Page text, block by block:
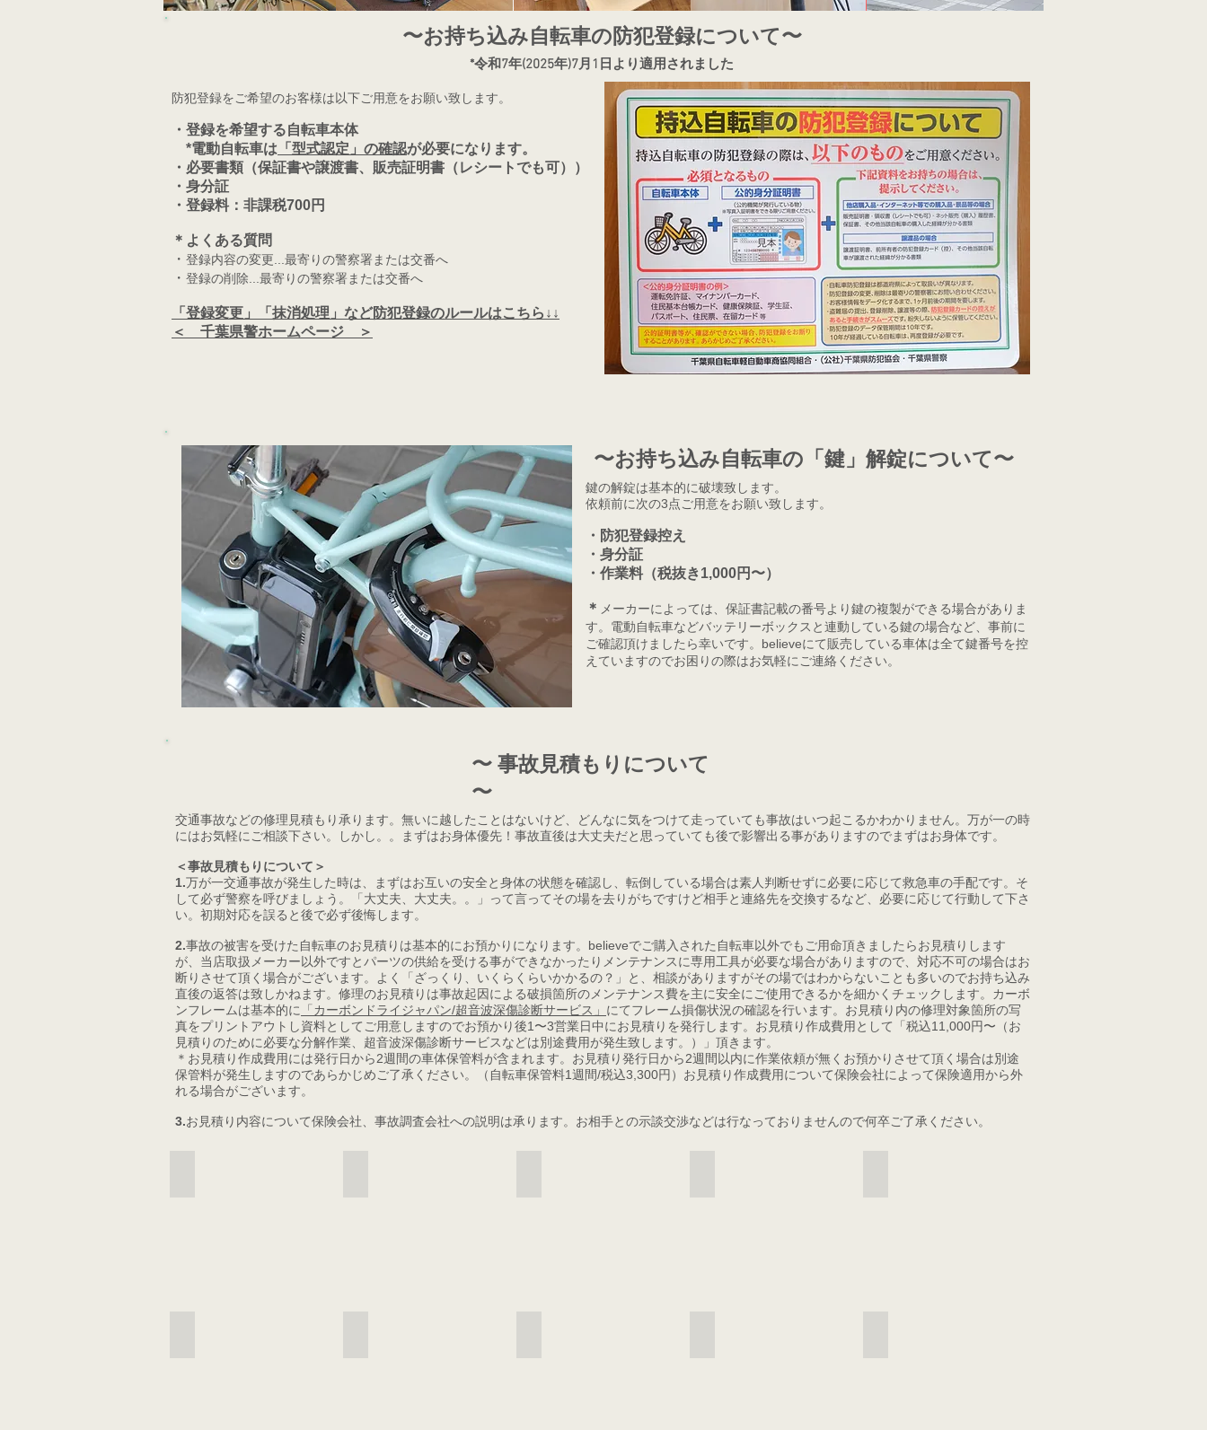
​〜お持ち込み自転車の防犯登録について〜
*令和7年(2025年)7月1日より適用されました
防犯登録をご希望のお客様は以下ご用意をお願い致します。
・登録を希望する自転車本体
*電動自転車は 「型式認定」の確認が必要になります。
・必要書類（保証書や譲渡書、販売証明書（レシートでも可））
・身分証
・登録料：非課税700円
＊よくある質問
・ 登録内容の変更...最寄りの警察署または交番へ
・ 登録の削除...最寄りの警察署または交番へ
「登録変更」「抹消処理」など防犯登録のルールはこちら↓↓
＜ 千葉県警ホームページ ＞
​〜お持ち込み自転車の「鍵」解錠について〜
鍵の解錠は基本的に破壊致します。
依頼前に次の3点ご用意をお願い致します。
・防犯登録控え
・身分証
・作業料（税抜き1,000円〜）
＊ メーカーによっては、保証書記載の番号より鍵の複製ができる場合がありま
す。電動自転車などバッテリーボックスと連動している鍵の場合など、事前に
ご確認頂けましたら幸いです。believeにて販売している車体は全て鍵番号を控
えていますのでお困りの際はお気軽にご連絡ください。
​〜 事故見積もりについて
〜
交通事故などの修理見積もり承ります。無いに越したことはないけど、どんなに気をつけて走っていても事故はいつ起こるかわかりません。万が一の時
にはお気軽にご相談下さい。しかし。。まずはお身体優先！事故直後は大丈夫だと思っていても後で影響出る事がありますのでまずはお身体です。
＜事故見積もりについて＞
1.万が一交通事故が発生した時は、まずはお互いの安全と身体の状態を確認し、転倒している場合は素人判断せずに必要に応じて救急車の手配です。そ
して必ず警察を呼びましょう。「大丈夫、大丈夫。。」って言ってその場を去りがちですけど相手と連絡先を交換するなど、必要に応じて行動して下さ
い。初期対応を誤ると後で必ず後悔します。
2.事故の被害を受けた自転車のお見積りは基本的にお預かりになります。believeでご購入された自転車以外でもご用命頂きましたらお見積りします
が、当店取扱メーカー以外ですとパーツの供給を受ける事ができなかったりメンテナンスに専用工具が必要な場合がありますので、対応不可の場合はお
断りさせて頂く場合がございます。よく「ざっくり、いくらくらいかかるの？」と、相談がありますがその場ではわからないことも多いのでお持ち込み
直後の返答は致しかねます。修理のお見積りは事故起因による破損箇所のメンテナンス費を主に安全にご使用できるかを細かくチェックします。カーボ
ンフレームは基本的に
「カーボンドライジャパン/超音波深傷診断サービス」 にてフレーム損傷状況の確認を行います。お見積り内の修理対象箇所の写
真をプリントアウトし資料としてご用意しますのでお預かり後1〜3営業日中にお見積りを発行します。お見積り作成費用として「税込11,000円〜（お
見積りのために必要な分解作業、超音波深傷診断サービスなどは別途費用が発生致します。）」頂きます。
＊お見積り作成費用には発行日から2週間の車体保管料が含まれます。お見積り発行日から2週間以内に作業依頼が無くお預かりさせて頂く場合は別途
保管料が発生しますのであらかじめご了承ください。（自転車保管料1週間/税込3,300円）お見積り作成費用について保険会社によって保険適用から外
れる場合がございます。
3.お見積り内容について保険会社、事故調査会社への説明は承ります。お相手との示談交渉などは行なっておりませんので何卒ご了承ください。